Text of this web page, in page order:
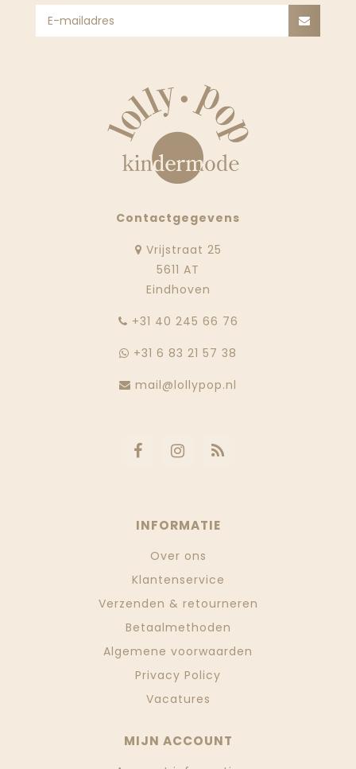
Contactgegevens
Vrijstraat 25
5611 AT
Eindhoven
‭+31 40 245 66 76
+31 6 83 21 57 38
mail@lollypop.nl
INFORMATIE
Over ons
Klantenservice
Verzenden & retourneren
Betaalmethoden
Algemene voorwaarden
Privacy Policy
Vacatures
MIJN ACCOUNT